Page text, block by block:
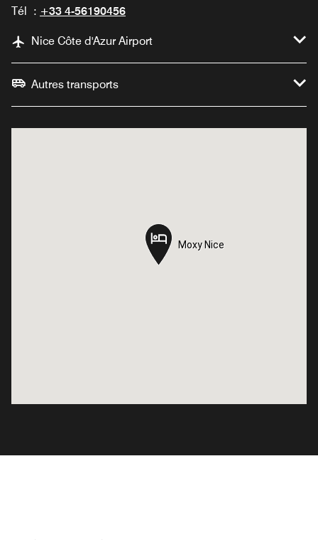
Tél : +33 4-56190456
Nice Côte d'Azur Airport
Autres transports
Moxy Nice
Moxy Nice